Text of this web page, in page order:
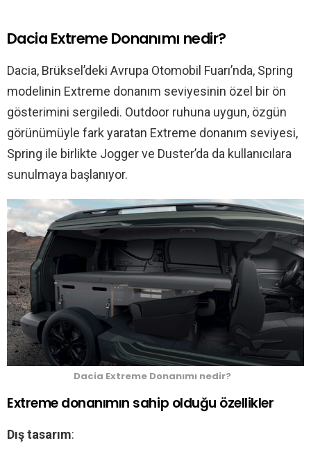
Dacia Extreme Donanımı nedir?
Dacia, Brüksel’deki Avrupa Otomobil Fuarı’nda, Spring
modelinin Extreme donanım seviyesinin özel bir ön
gösterimini sergiledi. Outdoor ruhuna uygun, özgün
görünümüyle fark yaratan Extreme donanım seviyesi,
Spring ile birlikte Jogger ve Duster’da da kullanıcılara
sunulmaya başlanıyor.
Dacia Extreme Donanımı nedir?
Extreme donanımın sahip olduğu özellikler
Dış tasarım: